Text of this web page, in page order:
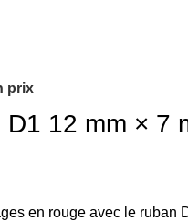
prix
D1 12 mm × 7
en rouge avec le ruban